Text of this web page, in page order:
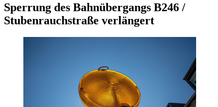
Sperrung des Bahnübergangs B246 /
Stubenrauchstraße verlängert